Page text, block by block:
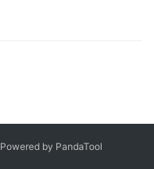
by PandaTool